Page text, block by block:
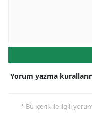
Yorum yazma
* Bu içerik ile ilgili